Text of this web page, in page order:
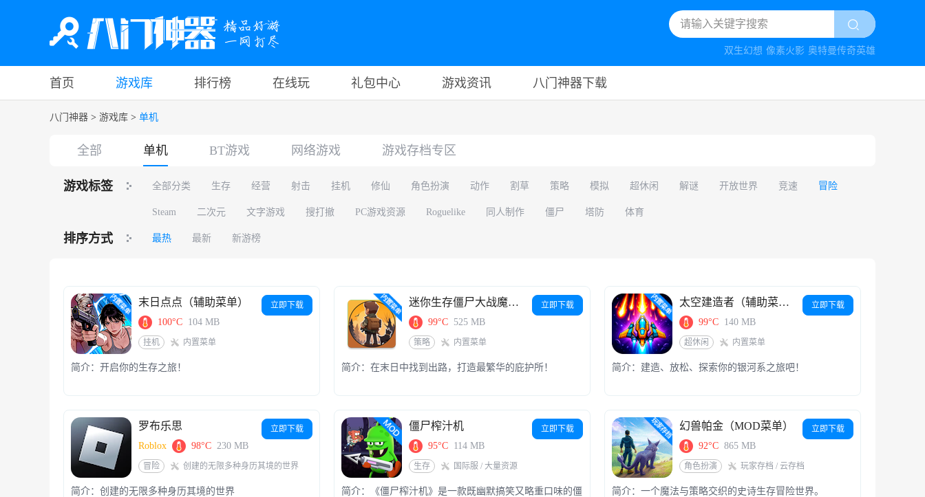
双生幻想 像素火影 奥特曼传奇英雄
首页 游戏库 排行榜 在线玩 礼包中心 游戏资讯 八门神器下载
八门神器 > 游戏库 > 单机
全部 单机 BT游戏 网络游戏 游戏存档专区
游戏标签 全部分类 生存 经营 射击 挂机 修仙 角色扮演 动作 割草 策略 模拟 超休闲 解谜 开放世界 竞速 冒险
Steam 二次元 文字游戏 搜打撤 PC游戏资源 Roguelike 同人制作 僵尸 塔防 体育
排序方式 最热 最新 新游榜
末日点点（辅助菜单）
100°C 104 MB
挂机 内置菜单
简介：开启你的生存之旅！
立即下载 迷你生存僵尸大战魔改版
99°C 525 MB
策略 内置菜单
简介：在末日中找到出路，打造最繁华的庇护所！
立即下载 太空建造者（辅助菜单）
99°C 140 MB
超休闲 内置菜单
简介：建造、放松、探索你的银河系之旅吧！
立即下载
罗布乐思
Roblox 98°C 230 MB
冒险 创建的无限多种身历其境的世界
简介：创建的无限多种身历其境的世界
立即下载 僵尸榨汁机
95°C 114 MB
生存 国际服 / 大量资源
简介：《僵尸榨汁机》是一款既幽默搞笑又略重口味的僵
立即下载 幻兽帕金（MOD菜单）
92°C 865 MB
角色扮演 玩家存档 / 云存档
简介：一个魔法与策略交织的史诗生存冒险世界。
立即下载